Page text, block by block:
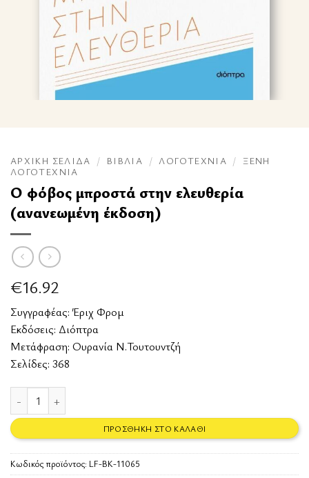
ΑΡΧΙΚΉ ΣΕΛΊΔΑ / ΒΙΒΛΊΑ / ΛΟΓΟΤΕΧΝΊΑ / ΞΈΝΗ
ΛΟΓΟΤΕΧΝΊΑ
Ο φόβος μπροστά στην ελευθερία
(ανανεωμένη έκδοση)
€16.92
Συγγραφέας:Έριχ Φρομ
Εκδόσεις: Διόπτρα
Μετάφραση: Ουρανία Ν.Τουτουντζή
Σελίδες: 368
Ο φόβος μπροστά στην ελευθερία (ανανεωμένη έκδοση) ποσότητα
ΠΡΟΣΘΉΚΗ ΣΤΟ ΚΑΛΆΘΙ
Κωδικός προϊόντος: LF-BK-11065